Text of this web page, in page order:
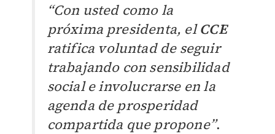
“Con usted como la
próxima presidenta, elCCE
ratifica voluntad de seguir
trabajando con sensibilidad
social e involucrarse en la
agenda de prosperidad
compartida que propone”.